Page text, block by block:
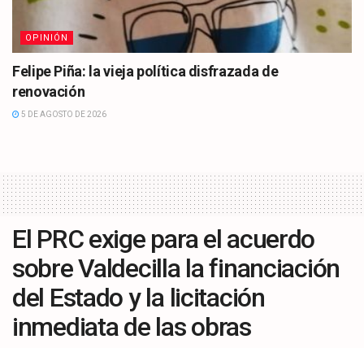
OPINIÓN
Felipe Piña: la vieja política disfrazada de
renovación
5 DE AGOSTO DE 2026
El PRC exige para el acuerdo
sobre Valdecilla la financiación
del Estado y la licitación
inmediata de las obras